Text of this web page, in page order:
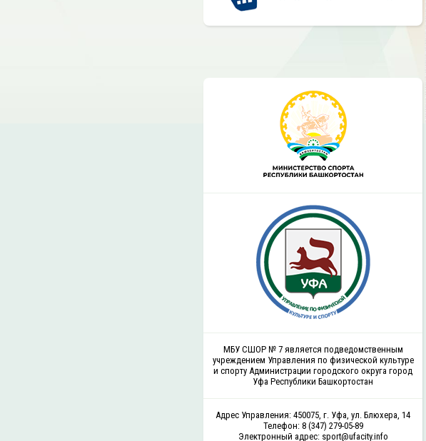
МБУ СШОР № 7 является подведомственным
учреждением Управления по физической культуре
и спорту Администрации городского округа город
Уфа Республики Башкортостан
Адрес Управления: 450075, г. Уфа, ул. Блюхера, 14
Телефон: 8 (347) 279-05-89
Электронный адрес: sport@ufacity.info